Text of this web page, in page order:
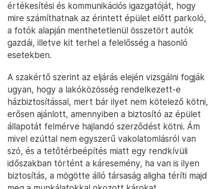
értékesítési és kommunikációs igazgatóját, hogy
mire számíthatnak az érintett épület előtt parkoló,
a fotók alapján menthetetlenül összetört autók
gazdái, illetve kit terhel a felelősség a hasonló
esetekben.
A szakértő szerint az eljárás elején vizsgálni fogják
ugyan, hogy a lakóközösség rendelkezett-e
házbiztosítással, mert bár ilyet nem kötelező kötni,
erősen ajánlott, amennyiben a biztosító az épület
állapotát felmérve hajlandó szerződést kötni. Ám
mivel ezúttal nem egyszerű vakolatomlásról van
szó, és a tetőtérbeépítés miatt egy rendkívüli
időszakban történt a káresemény, ha van is ilyen
biztosítás, a mögötte álló társaság aligha téríti majd